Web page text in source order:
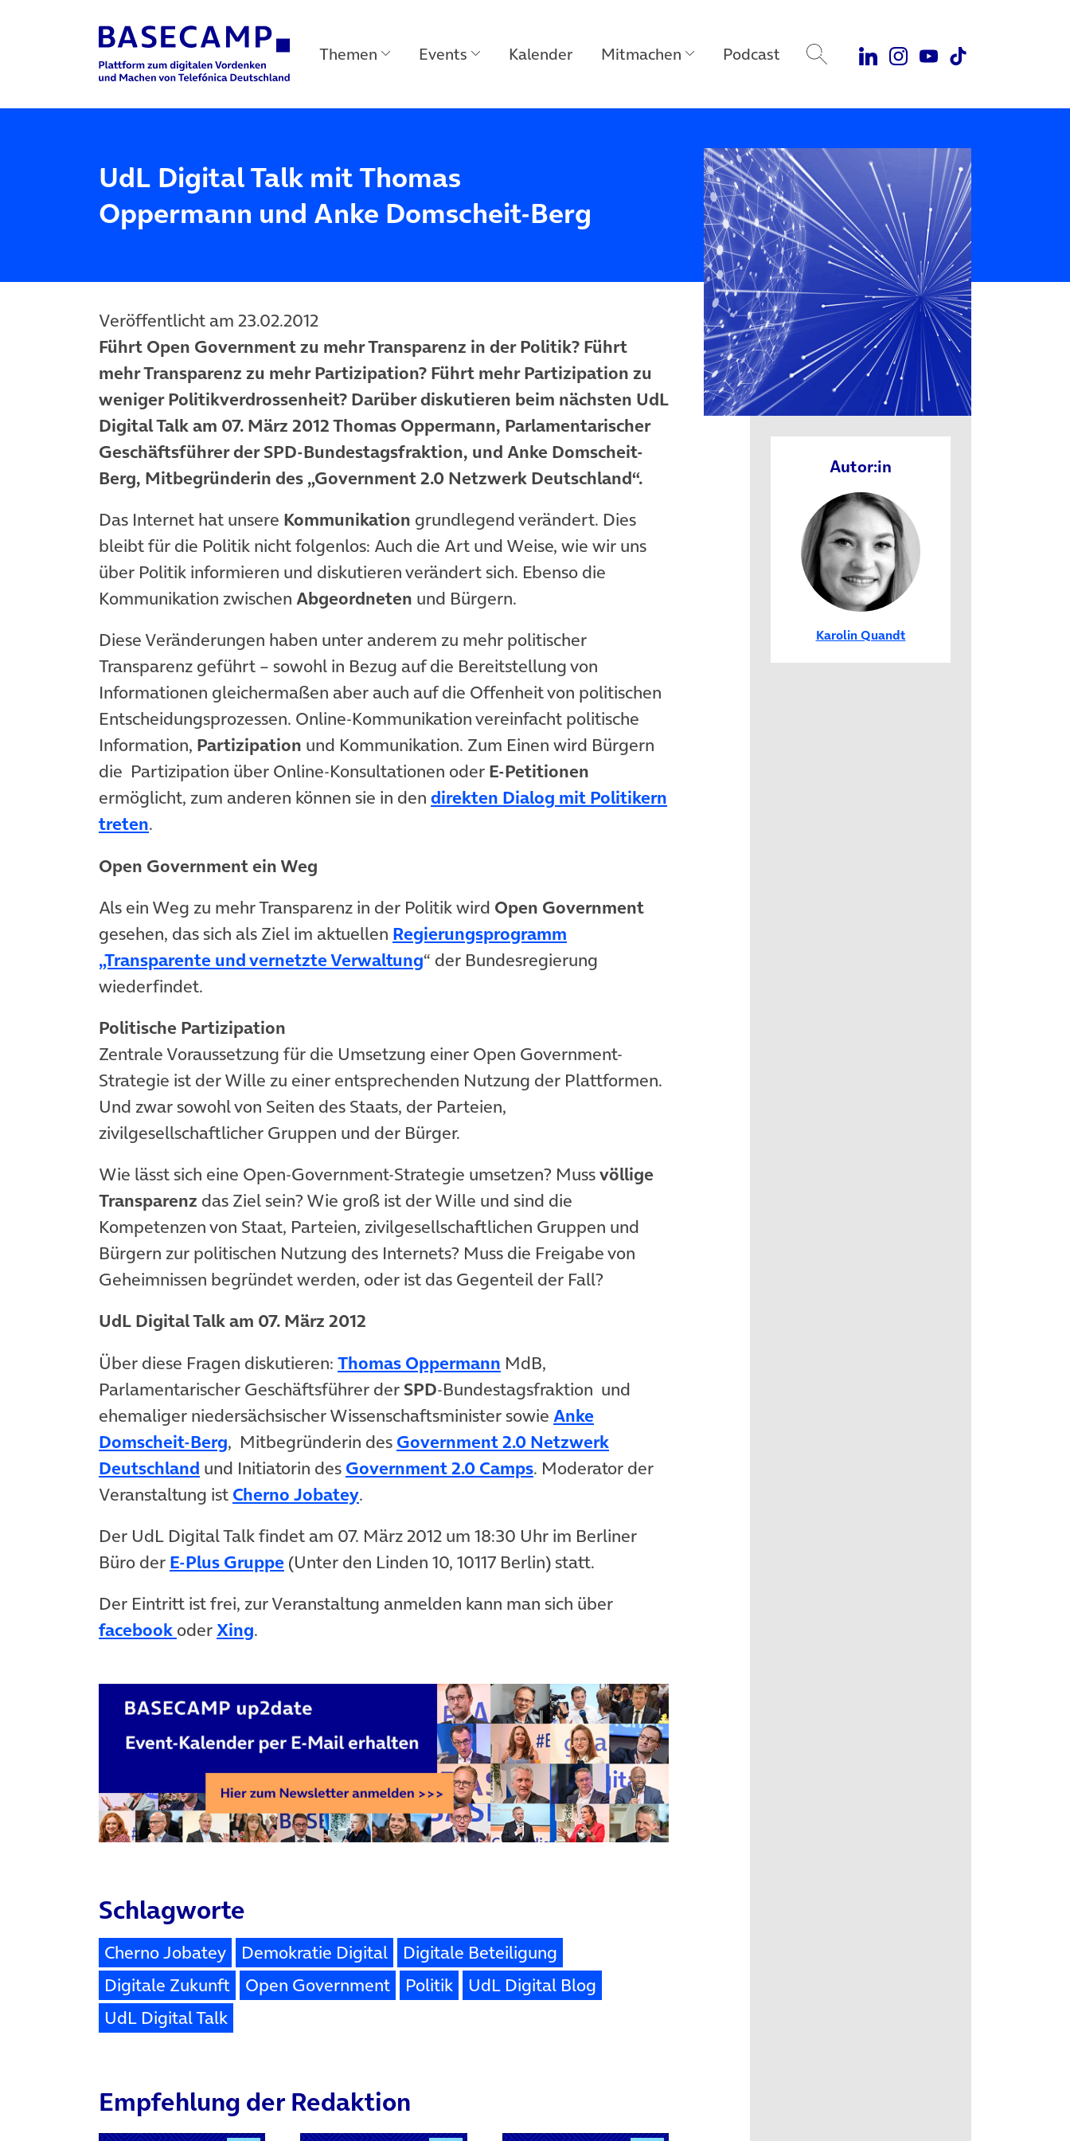
Main Navigation Themen Events Kalender Mitmachen Podcast
UdL Digital Talk mit Thomas
Oppermann und Anke Domscheit-Berg
Veröffentlicht am 23.02.2012
Führt Open Government zu mehr Transparenz in der Politik? Führt
mehr Transparenz zu mehr Partizipation? Führt mehr Partizipation zu
weniger Politikverdrossenheit? Darüber diskutieren beim nächsten UdL
Digital Talk am 07. März 2012 Thomas Oppermann, Parlamentarischer
Geschäftsführer der SPD-Bundestagsfraktion, und Anke Domscheit-
Berg, Mitbegründerin des „Government 2.0 Netzwerk Deutschland“.
Das Internet hat unsere Kommunikation grundlegend verändert. Dies
bleibt für die Politik nicht folgenlos: Auch die Art und Weise, wie wir uns
über Politik informieren und diskutieren verändert sich. Ebenso die
Kommunikation zwischen Abgeordneten und Bürgern.
Diese Veränderungen haben unter anderem zu mehr politischer
Transparenz geführt – sowohl in Bezug auf die Bereitstellung von
Informationen gleichermaßen aber auch auf die Offenheit von politischen
Entscheidungsprozessen. Online-Kommunikation vereinfacht politische
Information, Partizipation und Kommunikation. Zum Einen wird Bürgern
die Partizipation über Online-Konsultationen oder E-Petitionen
ermöglicht, zum anderen können sie in den direkten Dialog mit Politikern
treten.
Open Government ein Weg
Als ein Weg zu mehr Transparenz in der Politik wird Open Government
gesehen, das sich als Ziel im aktuellen Regierungsprogramm
„Transparente und vernetzte Verwaltung(öffnet in neuem Tab)
“ der Bundesregierung
wiederfindet.
Politische Partizipation
Zentrale Voraussetzung für die Umsetzung einer Open Government-
Strategie ist der Wille zu einer entsprechenden Nutzung der Plattformen.
Und zwar sowohl von Seiten des Staats, der Parteien,
zivilgesellschaftlicher Gruppen und der Bürger.
Wie lässt sich eine Open-Government-Strategie umsetzen? Mussvöllige
Transparenz das Ziel sein? Wie groß ist der Wille und sind die
Kompetenzen von Staat, Parteien, zivilgesellschaftlichen Gruppen und
Bürgern zur politischen Nutzung des Internets? Muss die Freigabe von
Geheimnissen begründet werden, oder ist das Gegenteil der Fall?
UdL Digital Talk am 07. März 2012
Über diese Fragen diskutieren: Thomas Oppermann (öffnet in neuem Tab)
MdB,
Parlamentarischer Geschäftsführer der SPD-Bundestagsfraktion und
ehemaliger niedersächsischer Wissenschaftsminister sowie Anke
Domscheit-Berg(öffnet in neuem Tab)
, Mitbegründerin des Government 2.0 Netzwerk
Deutschland (öffnet in neuem Tab)
und Initiatorin des Government 2.0 Camps(öffnet in neuem Tab)
. Moderator der
Veranstaltung ist Cherno Jobatey(öffnet in neuem Tab)
.
Der UdL Digital Talk findet am 07. März 2012 um 18:30 Uhr im Berliner
Büro der E-Plus Gruppe(öffnet in neuem Tab)
(Unter den Linden 10, 10117 Berlin) statt.
Der Eintritt ist frei, zur Veranstaltung anmelden kann man sich über
facebook (öffnet in neuem Tab)
oderXing(öffnet in neuem Tab)
.
Schlagworte
Cherno Jobatey Demokratie Digital
Digitale Beteiligung
Digitale Zukunft
Open Government Politik
UdL Digital Blog
UdL Digital Talk
Empfehlung der Redaktion
Autor:in
Karolin Quandt